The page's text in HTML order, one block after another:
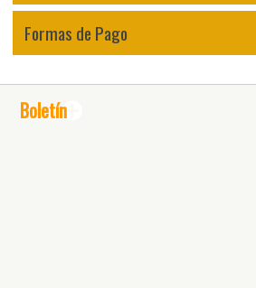
Formas de Pago
Boletín